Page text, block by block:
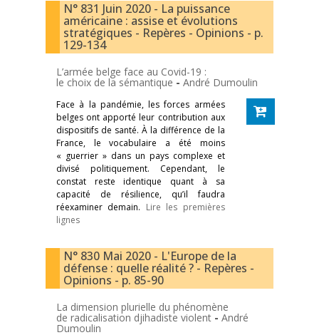
N° 831 Juin 2020 - La puissance
américaine : assise et évolutions
stratégiques - Repères - Opinions - p.
129-134
L’armée belge face au Covid-19 :
le choix de la sémantique - André Dumoulin
Face à la pandémie, les forces armées
belges ont apporté leur contribution aux
dispositifs de santé. À la différence de la
France, le vocabulaire a été moins
« guerrier » dans un pays complexe et
divisé politiquement. Cependant, le
constat reste identique quant à sa
capacité de résilience, qu’il faudra
réexaminer demain. Lire les premières
lignes
N° 830 Mai 2020 - L'Europe de la
défense : quelle réalité ? - Repères -
Opinions - p. 85-90
La dimension plurielle du phénomène
de radicalisation djihadiste violent - André
Dumoulin